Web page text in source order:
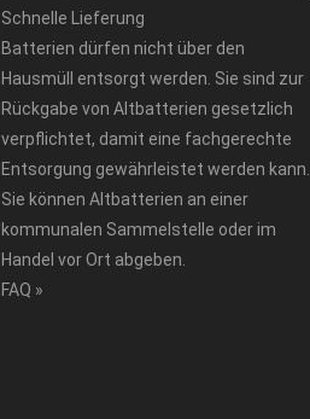
Schnelle Lieferung
Batterien dürfen nicht über den
Hausmüll entsorgt werden. Sie sind zur
Rückgabe von Altbatterien gesetzlich
verpflichtet, damit eine fachgerechte
Entsorgung gewährleistet werden kann.
Sie können Altbatterien an einer
kommunalen Sammelstelle oder im
Handel vor Ort abgeben.
FAQ »